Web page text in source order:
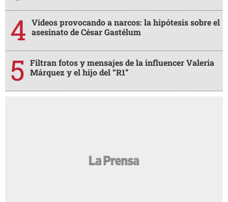
Videos provocando a narcos: la hipótesis sobre el
asesinato de César Gastélum
Filtran fotos y mensajes de la influencer Valeria
Márquez y el hijo del “R1”